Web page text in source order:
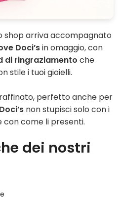
shop arriva accompagnato
Doci’sin omaggio, con
di ringraziamento che
stile i tuoi gioielli.
perfetto anche per
Doci’snon stupisci solo con i
con come li presenti.
dei nostri